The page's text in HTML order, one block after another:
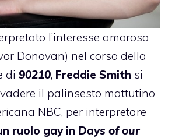
l’interesse amoroso
Donovan) nel corso della
di 90210, Freddie Smith si
il palinsesto mattutino
NBC, per interpretare
ruolo gay in Days of our